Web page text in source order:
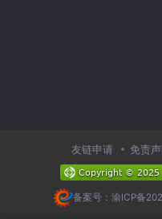
友链申请 免责
备案号：渝ICP备